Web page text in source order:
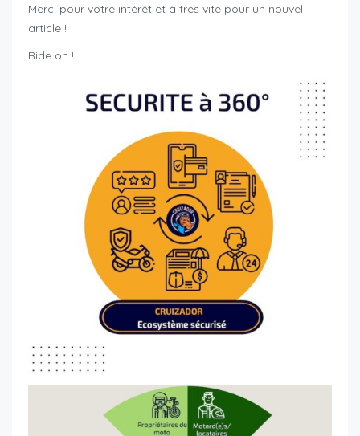
Merci pour votre intérêt et à très vite pour un nouvel
article !
Ride on !